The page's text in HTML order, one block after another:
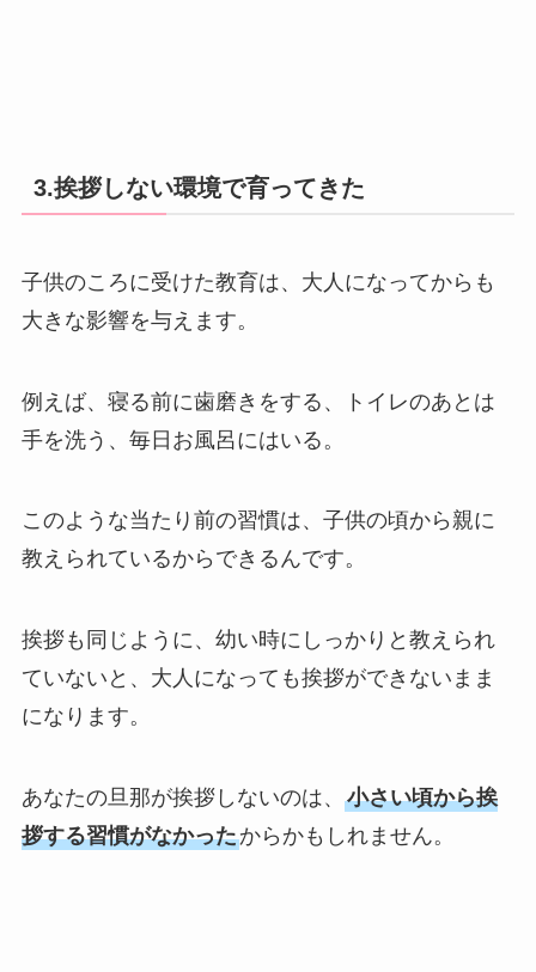
3.挨拶しない環境で育ってきた
子供のころに受けた教育は、大人になってからも
大きな影響を与えます。
例えば、寝る前に歯磨きをする、トイレのあとは
手を洗う、毎日お風呂にはいる。
このような当たり前の習慣は、子供の頃から親に
教えられているからできるんです。
挨拶も同じように、幼い時にしっかりと教えられ
ていないと、大人になっても挨拶ができないまま
になります。
あなたの旦那が挨拶しないのは、 小さい頃から挨
拶する習慣がなかったからかもしれません。